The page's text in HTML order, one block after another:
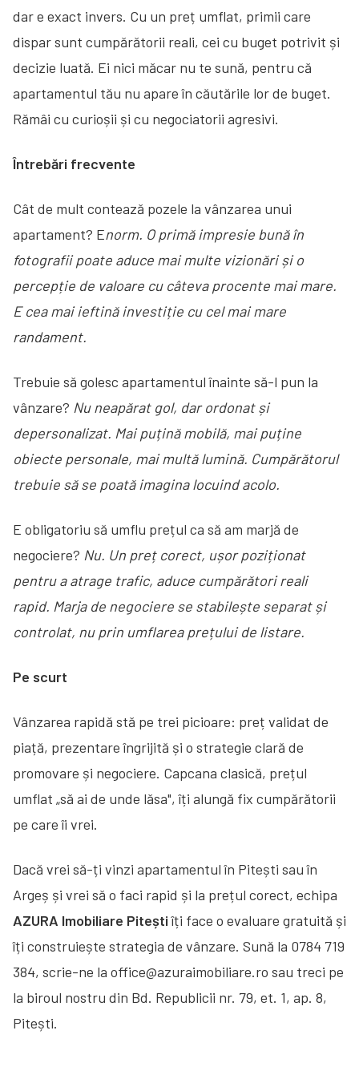
dar e exact invers. Cu un preț umflat, primii care
dispar sunt cumpărătorii reali, cei cu buget potrivit și
decizie luată. Ei nici măcar nu te sună, pentru că
apartamentul tău nu apare în căutările lor de buget.
Rămâi cu curioșii și cu negociatorii agresivi.
Întrebări frecvente
Cât de mult contează pozele la vânzarea unui
apartament? Enorm. O primă impresie bună în
fotografii poate aduce mai multe vizionări și o
percepție de valoare cu câteva procente mai mare.
E cea mai ieftină investiție cu cel mai mare
randament.
Trebuie să golesc apartamentul înainte să-l pun la
vânzare? Nu neapărat gol, dar ordonat și
depersonalizat. Mai puțină mobilă, mai puține
obiecte personale, mai multă lumină. Cumpărătorul
trebuie să se poată imagina locuind acolo.
E obligatoriu să umflu prețul ca să am marjă de
negociere? Nu. Un preț corect, ușor poziționat
pentru a atrage trafic, aduce cumpărători reali
rapid. Marja de negociere se stabilește separat și
controlat, nu prin umflarea prețului de listare.
Pe scurt
Vânzarea rapidă stă pe trei picioare: preț validat de
piață, prezentare îngrijită și o strategie clară de
promovare și negociere. Capcana clasică, prețul
umflat „să ai de unde lăsa", îți alungă fix cumpărătorii
pe care îi vrei.
Dacă vrei să-ți vinzi apartamentul în Pitești sau în
Argeș și vrei să o faci rapid și la prețul corect, echipa
AZURA Imobiliare Piteștiîți face o evaluare gratuită și
îți construiește strategia de vânzare. Sună la 0784 719
384, scrie-ne la office@azuraimobiliare.ro sau treci pe
la biroul nostru din Bd. Republicii nr. 79, et. 1, ap. 8,
Pitești.